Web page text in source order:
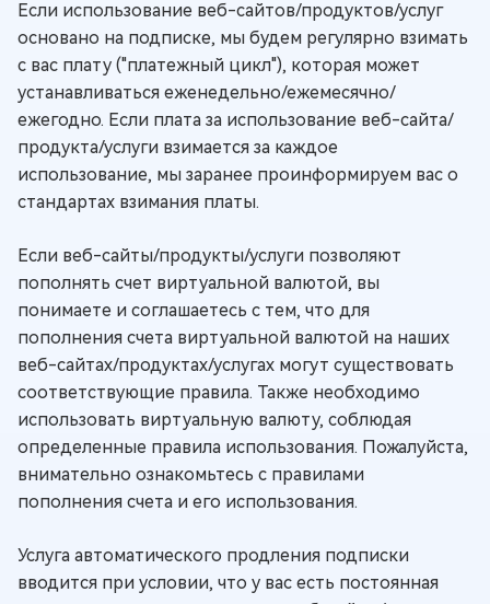
Если использование веб-сайтов/продуктов/услуг
основано на подписке, мы будем регулярно взимать
с вас плату ("платежный цикл"), которая может
устанавливаться еженедельно/ежемесячно/
ежегодно. Если плата за использование веб-сайта/
продукта/услуги взимается за каждое
использование, мы заранее проинформируем вас о
стандартах взимания платы.
Если веб-сайты/продукты/услуги позволяют
пополнять счет виртуальной валютой, вы
понимаете и соглашаетесь с тем, что для
пополнения счета виртуальной валютой на наших
веб-сайтах/продуктах/услугах могут существовать
соответствующие правила. Также необходимо
использовать виртуальную валюту, соблюдая
определенные правила использования. Пожалуйста,
внимательно ознакомьтесь с правилами
пополнения счета и его использования.
Услуга автоматического продления подписки
вводится при условии, что у вас есть постоянная